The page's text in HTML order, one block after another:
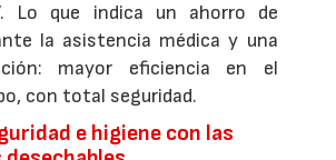
Lo que indica un ahorro de
la asistencia médica y una
mayor eficiencia en el
con total seguridad.
e higiene con las